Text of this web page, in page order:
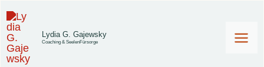
Zum
Inhalt
springen
Lydia G. Gajewsky
Coaching & SeelenFürsorge